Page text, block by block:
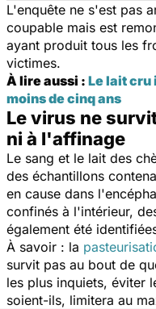
L'enquête ne s'est pas
coupable mais est
ayant produit tous les
victimes.
À lire aussi : Le lait cru
moins de cinq ans
Le virus ne
ni à l'affinage
Le sang et le lait des
des échantillons
en cause dans
confinés à l'intérieur,
également été
À savoir : la
survit pas au bout de
les plus inquiets, éviter
soient-ils, limitera au